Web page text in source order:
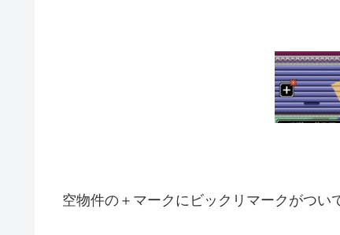
空物件の＋マークにビックリマークがつい